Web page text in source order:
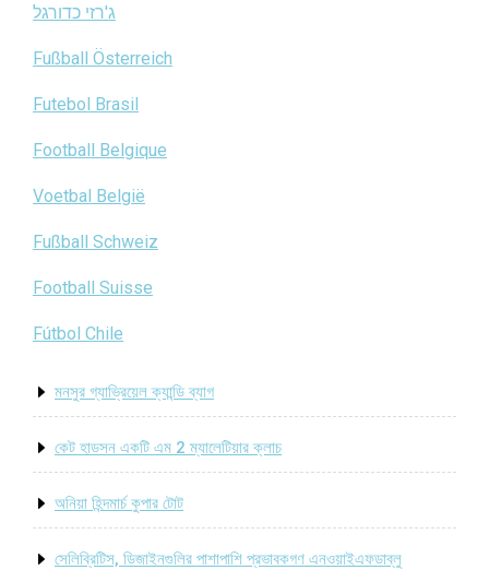
ג'רזי כדורגל
Fußball Österreich
Futebol Brasil
Football Belgique
Voetbal België
Fußball Schweiz
Football Suisse
Fútbol Chile
মনসুর গ্যাভ্রিয়েল ক্যান্ডি ব্যাগ
কেট হাডসন একটি এম 2 ম্যালেটিয়ার ক্লাচ
অনিয়া হিন্দমার্চ কুপার টোট
সেলিব্রিটিস, ডিজাইনগুলির পাশাপাশি প্রভাবকগণ এনওয়াইএফডাব্লু